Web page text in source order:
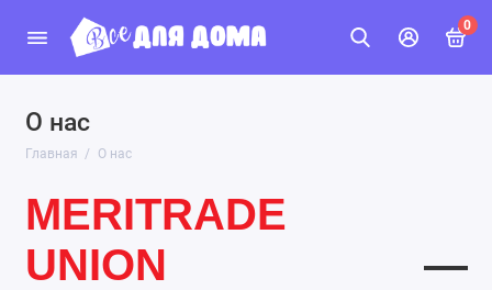
0
О нас
Главная О нас
MERITRADE
UNION —